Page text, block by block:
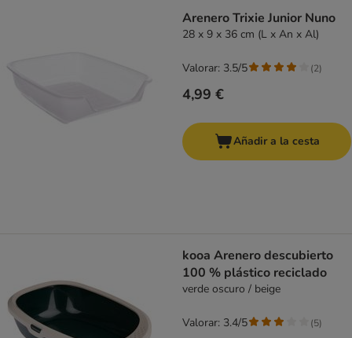
Arenero Trixie Junior Nuno
28 x 9 x 36 cm (L x An x Al)
4,99 €
Valorar: 3.5/5 (2)
Añadir a la cesta
kooa Arenero descubierto
100 % plástico reciclado
verde oscuro / beige
Valorar: 3.4/5 (5)